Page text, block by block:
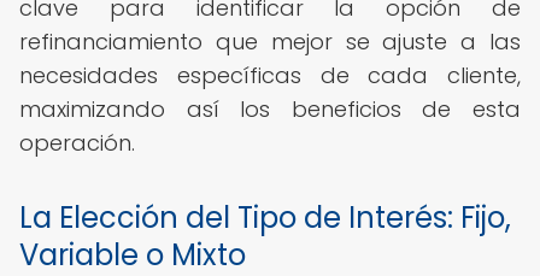
clave para identificar la opción de
refinanciamiento que mejor se ajuste a las
necesidades específicas de cada cliente,
maximizando así los beneficios de esta
operación.
La Elección del Tipo de Interés: Fijo,
Variable o Mixto